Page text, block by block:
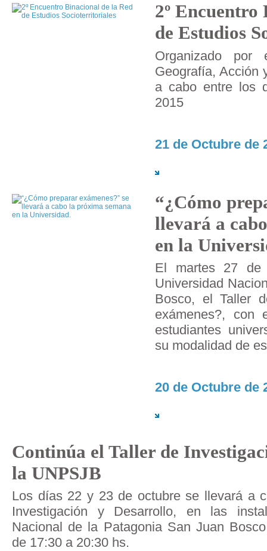
2º Encuentro
de Estudios
Organizado por
Geografía, Acción
a cabo entre los
2015
21 de Octubre de
“¿Cómo
llevará a
en la
El martes 27 de
Universidad
Bosco, el Taller
exámenes?,
estudiantes
su modalidad de
20 de Octubre de
Continúa el Taller de
la UNPSJB
Los días 22 y 23 de octubre se llevará a
Investigación y Desarrollo, en las
Nacional de la Patagonia San Juan
de 17:30 a 20:30 hs.